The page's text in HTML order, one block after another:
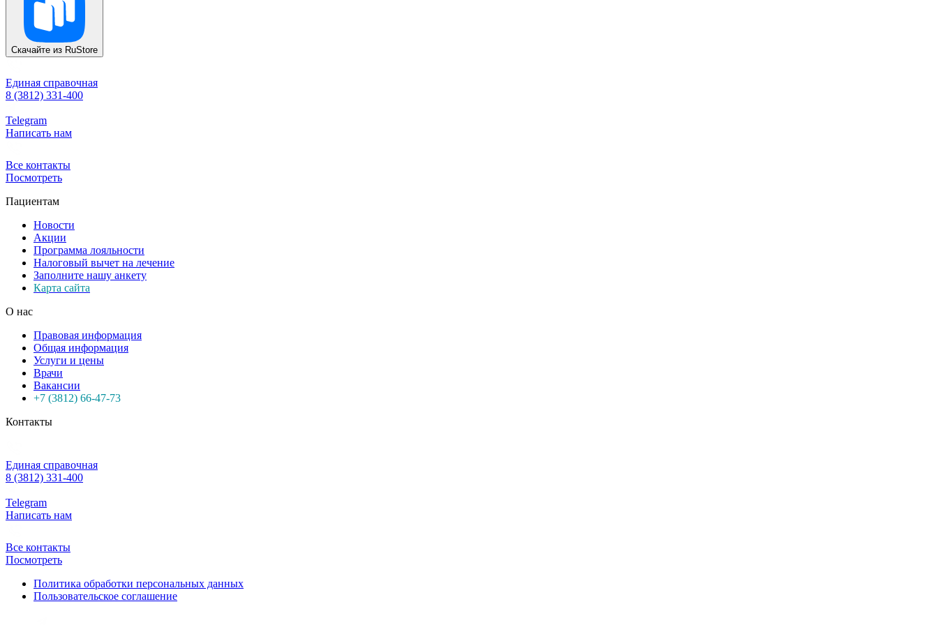
Скачайте из RuStore
Единая справочная
8 (3812) 331-400
Telegram
Написать нам
Все контакты
Посмотреть
Пациентам
Новости
Акции
Программа лояльности
Налоговый вычет на лечение
Заполните нашу анкету
Карта сайта
О нас
Правовая информация
Общая информация
Услуги и цены
Врачи
Вакансии
+7 (3812) 66-47-73
Контакты
Единая справочная
8 (3812) 331-400
Telegram
Написать нам
Все контакты
Посмотреть
Политика обработки персональных данных
Пользовательское соглашение